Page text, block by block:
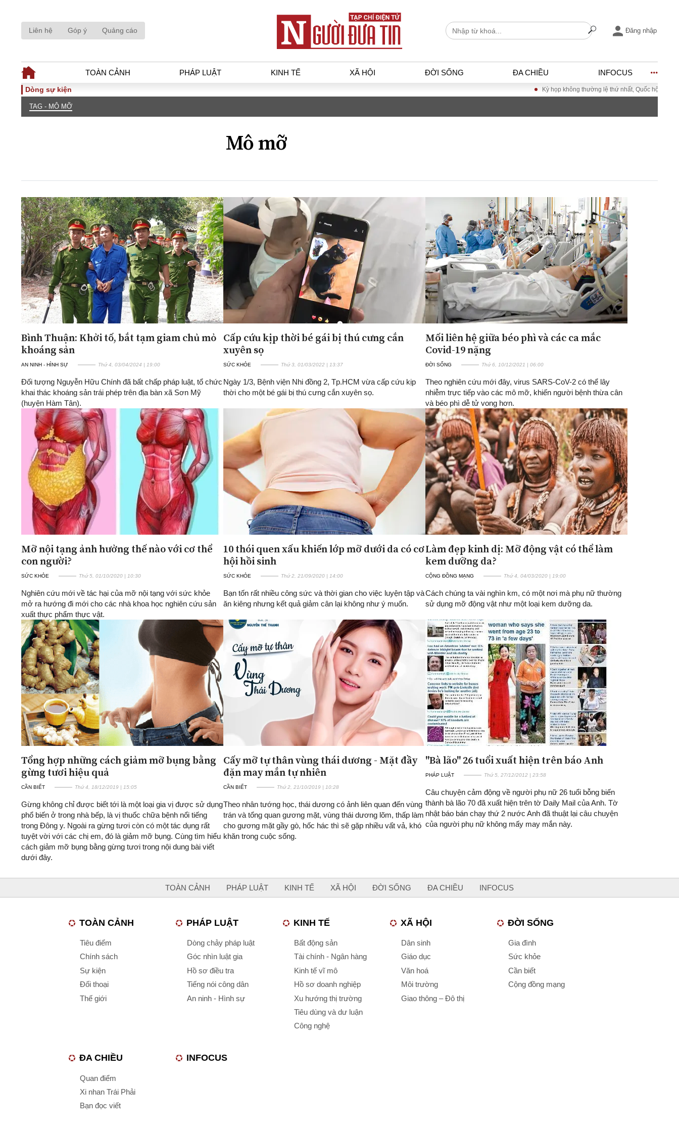
Liên hệ Góp ý Quảng cáo Đăng nhập
TOÀN CẢNH PHÁP LUẬT KINH TẾ XÃ HỘI ĐỜI SỐNG ĐA CHIỀU INFOCUS
TOÀN CẢNH
Thế giới
Góc nhìn luật gia
An ninh - Hình sự
Xu hướng thị trường
Tiêu dùng và dư luận
Công nghệ
Giao thông – Đô thị
ĐA CHIỀU
Quan điểm
Xi nhan Trái Phải
Bạn đọc viết
INFOCUS
Đăng ký tin tức mới
Dòng sự kiện Kỳ họp không thường lệ thứ nhất, Quốc hội khóa XVI
TAG - MÔ MỠ
Mô mỡ
Bình Thuận: Khởi tố, bắt tạm giam chủ mỏ
khoáng sản
AN NINH - HÌNH SỰ Thứ 4, 03/04/2024 | 19:00
Đối tượng Nguyễn Hữu Chính đã bất chấp pháp luật, tổ chức
khai thác khoáng sản trái phép trên địa bàn xã Sơn Mỹ
(huyện Hàm Tân).
Cấp cứu kịp thời bé gái bị thú cưng cắn
xuyên sọ
SỨC KHỎE Thứ 3, 01/03/2022 | 13:37
Ngày 1/3, Bệnh viện Nhi đồng 2, Tp.HCM vừa cấp cứu kịp
thời cho một bé gái bị thú cưng cắn xuyên sọ.
Mối liên hệ giữa béo phì và các ca mắc
Covid-19 nặng
ĐỜI SỐNG Thứ 6, 10/12/2021 | 06:00
Theo nghiên cứu mới đây, virus SARS-CoV-2 có thể lây
nhiễm trực tiếp vào các mô mỡ, khiến người bệnh thừa cân
và béo phì dễ tử vong hơn.
Mỡ nội tạng ảnh hưởng thế nào với cơ thể
con người?
SỨC KHỎE Thứ 5, 01/10/2020 | 10:30
Nghiên cứu mới về tác hại của mỡ nội tạng với sức khỏe
mở ra hướng đi mới cho các nhà khoa học nghiên cứu sản
xuất thực phẩm thực vật.
10 thói quen xấu khiến lớp mỡ dưới da có cơ
hội hồi sinh
SỨC KHỎE Thứ 2, 21/09/2020 | 14:00
Bạn tốn rất nhiều công sức và thời gian cho việc luyện tập và
ăn kiêng nhưng kết quả giảm cân lại không như ý muốn.
Làm đẹp kinh dị: Mỡ động vật có thể làm
kem dưỡng da?
CỘNG ĐỒNG MẠNG Thứ 4, 04/03/2020 | 19:00
Cách chúng ta vài nghìn km, có một nơi mà phụ nữ thường
sử dụng mỡ động vật như một loại kem dưỡng da.
Tổng hợp những cách giảm mỡ bụng bằng
gừng tươi hiệu quả
CẦN BIẾT Thứ 4, 18/12/2019 | 15:05
Gừng không chỉ được biết tới là một loại gia vị được sử dụng
phổ biến ở trong nhà bếp, là vị thuốc chữa bệnh nổi tiếng
trong Đông y. Ngoài ra gừng tươi còn có một tác dụng rất
tuyệt vời với các chị em, đó là giảm mỡ bụng. Cùng tìm hiểu
cách giảm mỡ bụng bằng gừng tươi trong nội dung bài viết
dưới đây.
Cấy mỡ tự thân vùng thái dương - Mặt đầy
đặn may mắn tự nhiên
CẦN BIẾT Thứ 2, 21/10/2019 | 10:28
Theo nhân tướng học, thái dương có ảnh liên quan đến vùng
trán và tổng quan gương mặt, vùng thái dương lõm, thấp làm
cho gương mặt gầy gò, hốc hác thì sẽ gặp nhiều vất vả, khó
khăn trong cuộc sống.
"Bà lão" 26 tuổi xuất hiện trên báo Anh
PHÁP LUẬT Thứ 5, 27/12/2012 | 23:58
Câu chuyện cảm động về người phụ nữ 26 tuổi bỗng biến
thành bà lão 70 đã xuất hiện trên tờ Daily Mail của Anh. Tờ
nhật báo bán chạy thứ 2 nước Anh đã thuật lại câu chuyện
của người phụ nữ không mấy may mắn này.
TOÀN CẢNH PHÁP LUẬT KINH TẾ XÃ HỘI ĐỜI SỐNG ĐA CHIỀU INFOCUS
TOÀN CẢNH
Tiêu điểm
Chính sách
Sự kiện
Đối thoại
Thế giới
PHÁP LUẬT
Dòng chảy pháp luật
Góc nhìn luật gia
Hồ sơ điều tra
Tiếng nói công dân
An ninh - Hình sự
KINH TẾ
Bất động sản
Tài chính - Ngân hàng
Kinh tế vĩ mô
Hồ sơ doanh nghiệp
Xu hướng thị trường
Tiêu dùng và dư luận
Công nghệ
XÃ HỘI
Dân sinh
Giáo dục
Văn hoá
Môi trường
Giao thông – Đô thị
ĐỜI SỐNG
Gia đình
Sức khỏe
Cần biết
Cộng đồng mạng
ĐA CHIỀU
Quan điểm
Xi nhan Trái Phải
Bạn đọc viết
INFOCUS